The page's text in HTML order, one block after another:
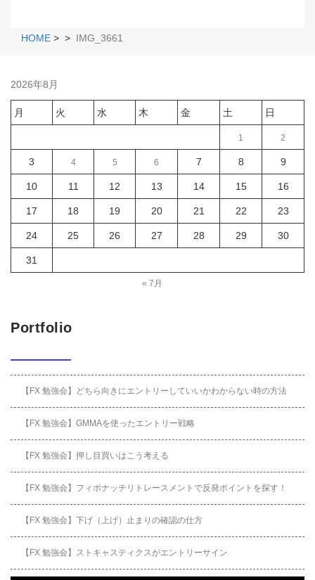
HOME > > IMG_3661
2026年8月
月 火 水 木 金 土 日
1 2
3 4 5 6 7 8 9
10 11 12 13 14 15 16
17 18 19 20 21 22 23
24 25 26 27 28 29 30
31
« 7月
Portfolio
【FX 勉強会】どちら向きにエントリーしていいかわからない時の方法
【FX 勉強会】GMMAを使ったエントリー戦略
【FX 勉強会】押し目買いはこう考える
【FX 勉強会】フィボナッチリトレースメントで反発ポイントを探す！
【FX 勉強会】下げ（上げ）止まりの確認の仕方
【FX 勉強会】ストキャスティクスがエントリーサイン